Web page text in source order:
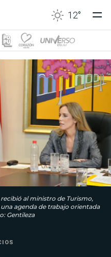
12°
al ministro de Turismo,
agenda de trabajo orientada
Gentileza